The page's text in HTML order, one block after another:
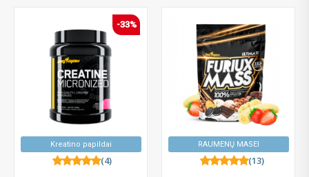
Kreatino papildai
-33%
(4)
RAUMENŲ MASEI
(13)